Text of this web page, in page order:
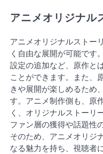
アニメオリジナル
アニメオリジナルストー
く自由な展開が可能です
設定の追加など、原作と
ことができます。また、
きや展開が楽しめるため
す。アニメ制作側も、原
く、オリジナルストーリ
ファン層の獲得や話題性
そのため、アニメオリジ
なる魅力を持ち、視聴者